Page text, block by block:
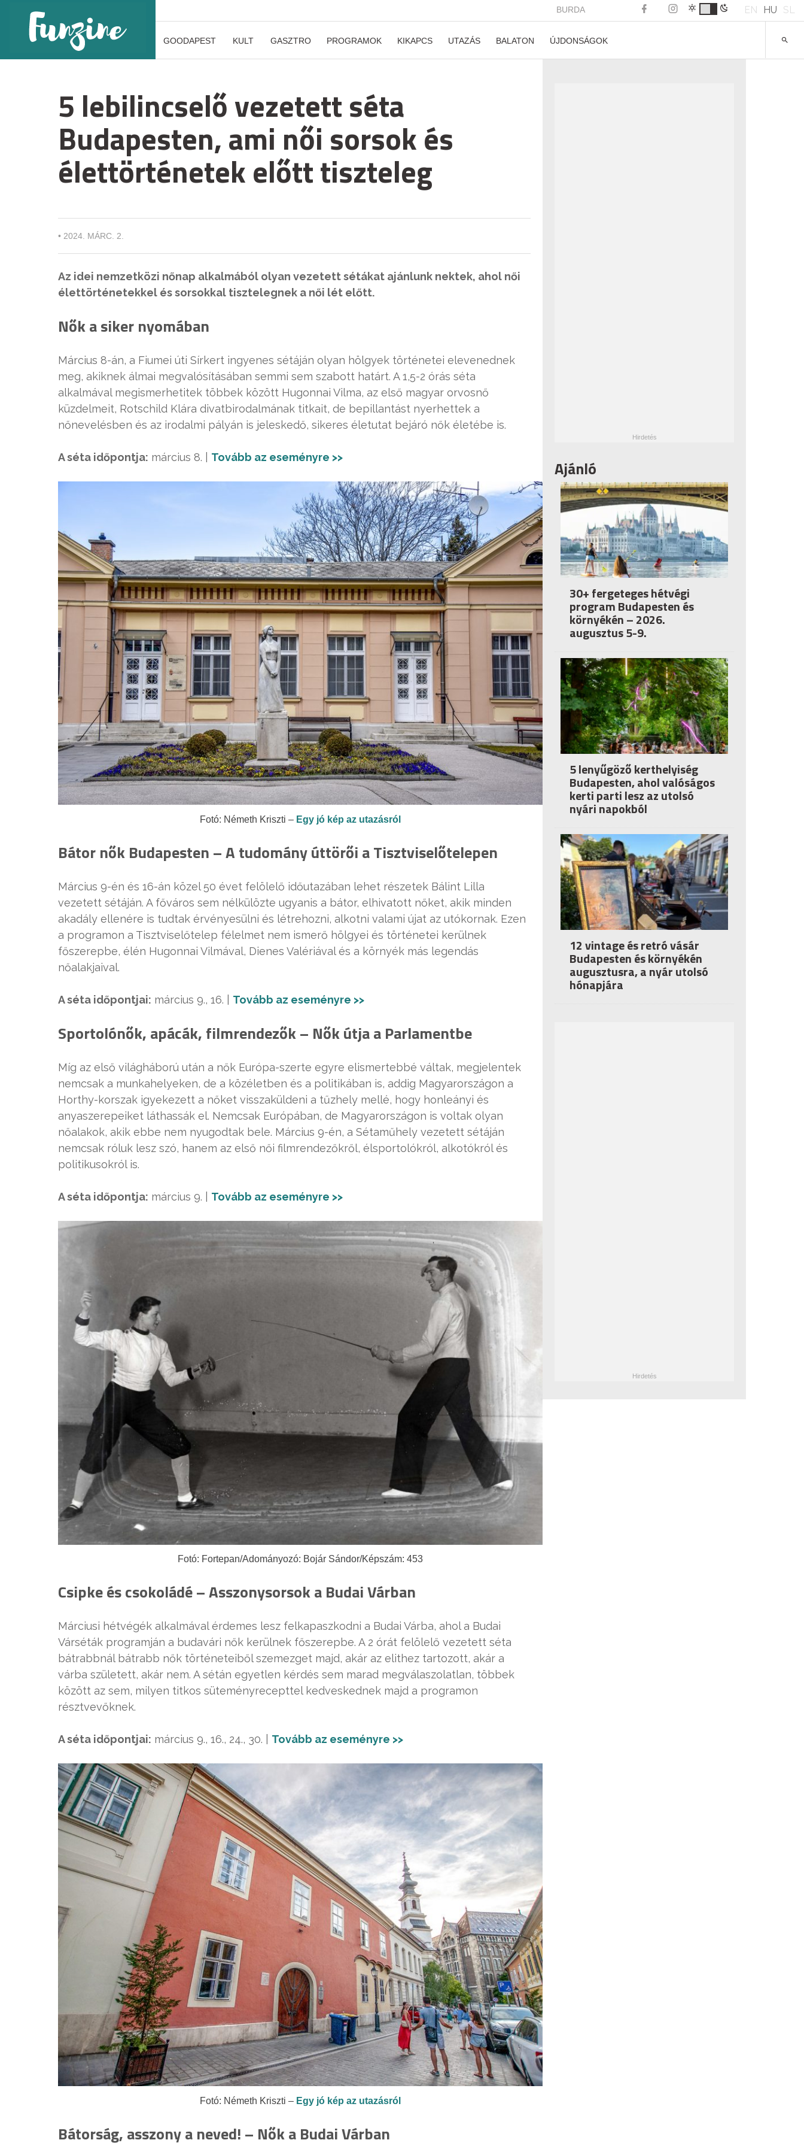
BURDA EN HU SL
GOODAPEST KULT GASZTRO PROGRAMOK KIKAPCS UTAZÁS BALATON ÚJDONSÁGOK
5 lebilincselő vezetett séta
Budapesten, ami női sorsok és
élettörténetek előtt tiszteleg
• 2024. MÁRC. 2.
Az idei nemzetközi nőnap alkalmából olyan vezetett sétákat ajánlunk nektek, ahol női
élettörténetekkel és sorsokkal tisztelegnek a női lét előtt.
Nők a siker nyomában
Március 8-án, a Fiumei úti Sírkert ingyenes sétáján olyan hölgyek történetei elevenednek
meg, akiknek álmai megvalósításában semmi sem szabott határt. A 1,5-2 órás séta
alkalmával megismerhetitek többek között Hugonnai Vilma, az első magyar orvosnő
küzdelmeit, Rotschild Klára divatbirodalmának titkait, de bepillantást nyerhettek a
nőnevelésben és az irodalmi pályán is jeleskedő, sikeres életutat bejáró nők életébe is.
A séta időpontja: március 8. | Tovább az eseményre >>
Fotó: Németh Kriszti – Egy jó kép az utazásról
Bátor nők Budapesten – A tudomány úttörői a Tisztviselőtelepen
Március 9-én és 16-án közel 50 évet felölelő időutazában lehet részetek Bálint Lilla
vezetett sétáján. A főváros sem nélkülözte ugyanis a bátor, elhivatott nőket, akik minden
akadály ellenére is tudtak érvényesülni és létrehozni, alkotni valami újat az utókornak. Ezen
a programon a Tisztviselőtelep félelmet nem ismerő hölgyei és történetei kerülnek
főszerepbe, élén Hugonnai Vilmával, Dienes Valériával és a környék más legendás
nőalakjaival.
A séta időpontjai: március 9., 16. | Tovább az eseményre >>
Sportolónők, apácák, filmrendezők – Nők útja a Parlamentbe
Míg az első világháború után a nők Európa-szerte egyre elismertebbé váltak, megjelentek
nemcsak a munkahelyeken, de a közéletben és a politikában is, addig Magyarországon a
Horthy-korszak igyekezett a nőket visszaküldeni a tűzhely mellé, hogy honleányi és
anyaszerepeiket láthassák el. Nemcsak Európában, de Magyarországon is voltak olyan
nőalakok, akik ebbe nem nyugodtak bele. Március 9-én, a Sétaműhely vezetett sétáján
nemcsak róluk lesz szó, hanem az első női filmrendezőkről, élsportolókról, alkotókról és
politikusokról is.
A séta időpontja: március 9. | Tovább az eseményre >>
Fotó: Fortepan/Adományozó: Bojár Sándor/Képszám: 453
Csipke és csokoládé – Asszonysorsok a Budai Várban
Márciusi hétvégék alkalmával érdemes lesz felkapaszkodni a Budai Várba, ahol a Budai
Várséták programján a budavári nők kerülnek főszerepbe. A 2 órát felölelő vezetett séta
bátrabbnál bátrabb nők történeteiből szemezget majd, akár az elithez tartozott, akár a
várba született, akár nem. A sétán egyetlen kérdés sem marad megválaszolatlan, többek
között az sem, milyen titkos süteményrecepttel kedveskednek majd a programon
résztvevőknek.
A séta időpontjai: március 9., 16., 24., 30. | Tovább az eseményre >>
Fotó: Németh Kriszti – Egy jó kép az utazásról
Bátorság, asszony a neved! – Nők a Budai Várban
Ajánló
30+ fergeteges hétvégi
program Budapesten és
környékén – 2026.
augusztus 5-9.
5 lenyűgöző kerthelyiség
Budapesten, ahol valóságos
kerti parti lesz az utolsó
nyári napokból
12 vintage és retró vásár
Budapesten és környékén
augusztusra, a nyár utolsó
hónapjára